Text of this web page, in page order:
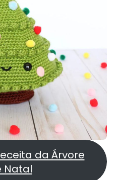
da Árvore
Natal